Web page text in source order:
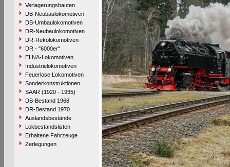
Verlagerungsbauten
DB-Neubaulokomotiven
DB-Umbaulokomotiven
DR-Neubaulokomotiven
DR-Rekolokomotiven
DR - "6000er"
ELNA-Lokomotiven
Industrielokomotiven
Feuerlose Lokomotiven
Sonderkonstruktionen
SAAR (1920 - 1935)
DB-Bestand 1968
DR-Bestand 1970
Auslandsbestände
Lokbestandslisten
Erhaltene Fahrzeuge
Zerlegungen